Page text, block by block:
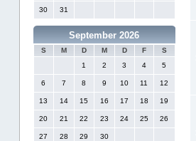
30 31
September 2026
S M D M D F
S
1
2 3 4 5
6 7 8 9 10 11 12
13 14 15 16 17 18 19
20 21 22 23 24 25 26
27 28 29 30